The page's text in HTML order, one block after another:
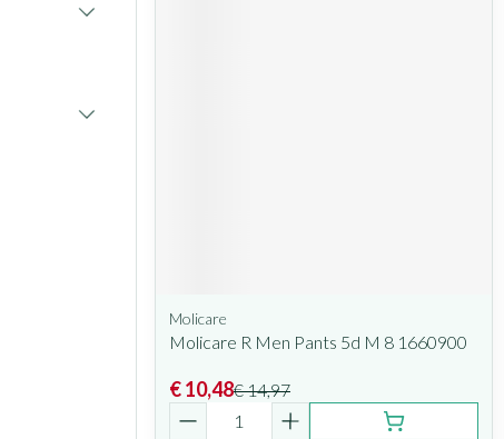
Molicare
Molicare R Men Pants 5d M 8 1660900
€ 14,97
€ 10,48